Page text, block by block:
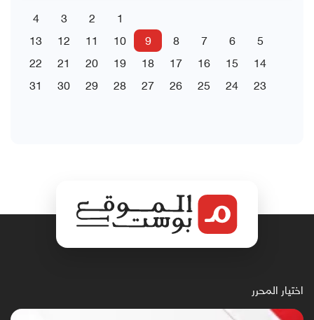
1
2
3
4
5
6
7
8
9
10
11
12
13
14
15
16
17
18
19
20
21
22
23
24
25
26
27
28
29
30
31
اختيار المحرر